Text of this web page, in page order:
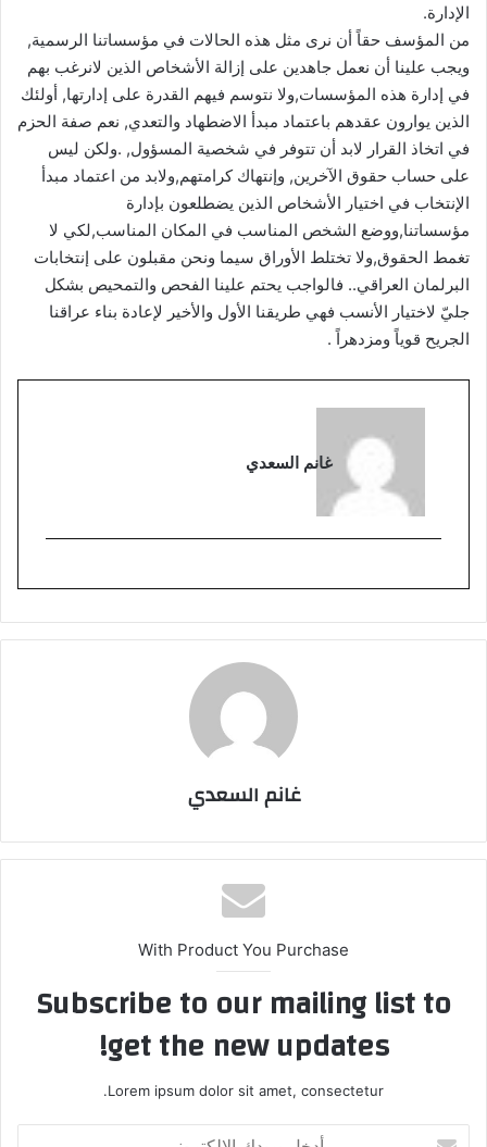
الإدارة.
من المؤسف حقاً أن نرى مثل هذه الحالات في مؤسساتنا الرسمية,
ويجب علينا أن نعمل جاهدين على إزالة الأشخاص الذين لانرغب بهم
في إدارة هذه المؤسسات,ولا نتوسم فيهم القدرة على إدارتها, أولئك
الذين يوارون عقدهم باعتماد مبدأ الاضطهاد والتعدي, نعم صفة الحزم
في اتخاذ القرار لابد أن تتوفر في شخصية المسؤول, .ولكن ليس
على حساب حقوق الآخرين, وإنتهاك كرامتهم,ولابد من اعتماد مبدأ
الإنتخاب في اختيار الأشخاص الذين يضطلعون بإدارة
مؤسساتنا,ووضع الشخص المناسب في المكان المناسب,لكي لا
تغمط الحقوق,ولا تختلط الأوراق سيما ونحن مقبلون على إنتخابات
البرلمان العراقي.. فالواجب يحتم علينا الفحص والتمحيص بشكل
جليّ لاختيار الأنسب فهي طريقنا الأول والأخير لإعادة بناء عراقنا
الجريح قوياً ومزدهراً .
غانم السعدي
غانم السعدي
With Product You Purchase
Subscribe to our mailing list to
get the new updates!
Lorem ipsum dolor sit amet, consectetur.